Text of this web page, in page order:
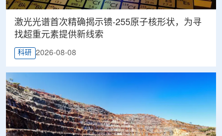
激光光谱首次精确揭示镄-255原子核形状，为寻
找超重元素提供新线索
科研 2026-08-08